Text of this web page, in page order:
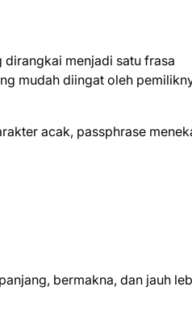
menjadi satu frasa
mudah diingat oleh
acak, passphrase
bermakna, dan jauh